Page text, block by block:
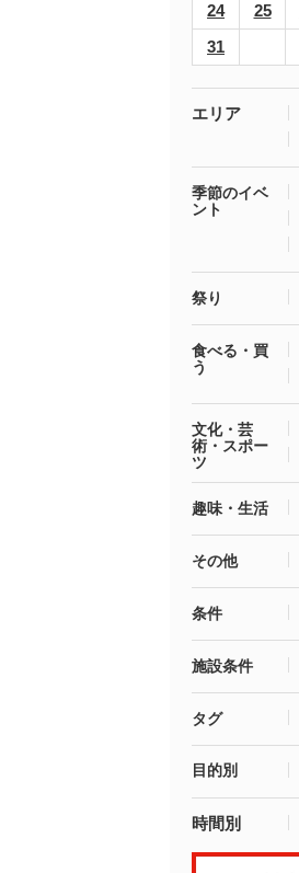
24
25
31
エリア
季節のイベ
ント
祭り
食べる・買
う
文化・芸
術・スポー
ツ
趣味・生活
その他
条件
施設条件
タグ
目的別
時間別